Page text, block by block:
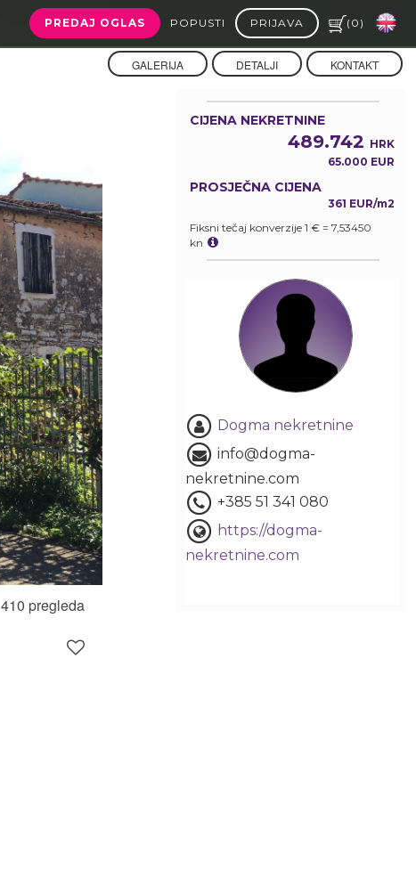
PREDAJ OGLAS POPUSTI PRIJAVA ( 0 )
GALERIJA DETALJI KONTAKT
CIJENA NEKRETNINE
489.742 HRK
65.000 EUR
PROSJEČNA CIJENA
361 EUR/m2
Fiksni tečaj konverzije 1 € = 7,53450
kn
Dogma nekretnine
info@dogma-
nekretnine.com
+385 51 341 080
https://dogma-
nekretnine.com
410 pregleda